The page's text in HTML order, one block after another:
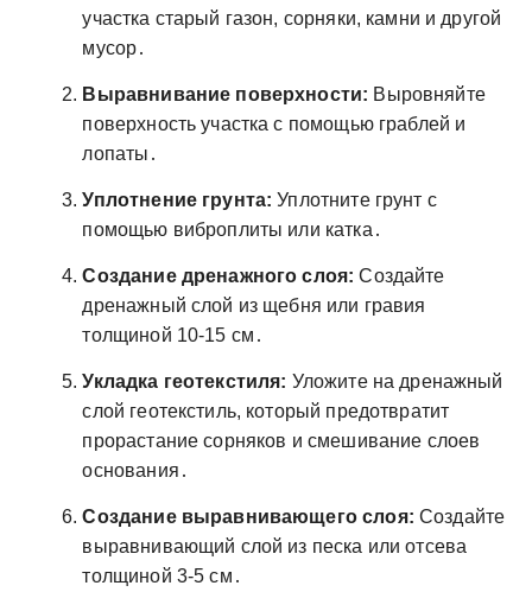
участка старый газон, сорняки, камни и другой
мусор․
Выравнивание поверхности: Выровняйте
поверхность участка с помощью граблей и
лопаты․
Уплотнение грунта: Уплотните грунт с
помощью виброплиты или катка․
Создание дренажного слоя: Создайте
дренажный слой из щебня или гравия
толщиной 10-15 см․
Укладка геотекстиля: Уложите на дренажный
слой геотекстиль, который предотвратит
прорастание сорняков и смешивание слоев
основания․
Создание выравнивающего слоя: Создайте
выравнивающий слой из песка или отсева
толщиной 3-5 см․